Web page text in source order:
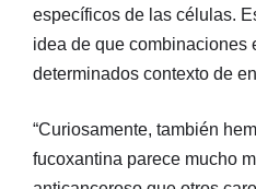
específicos de las células.
idea de que combinaciones
determinados contexto de
“Curiosamente, también
fucoxantina parece mucho